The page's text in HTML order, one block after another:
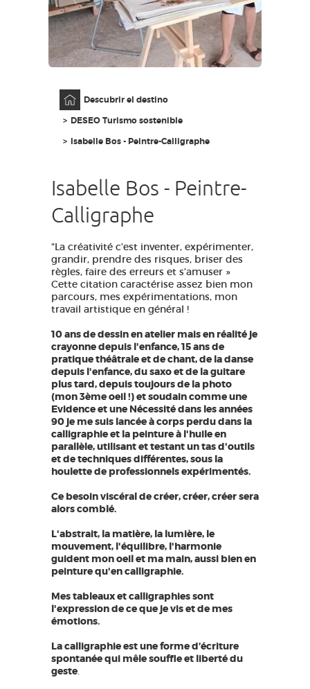
ES
Descubrir el destino
DESEO Turismo sostenible
Isabelle Bos - Peintre-Calligraphe
Isabelle Bos - Peintre-
Calligraphe
"La créativité c’est inventer, expérimenter,
grandir, prendre des risques, briser des
règles, faire des erreurs et s’amuser »
Cette citation caractérise assez bien mon
parcours, mes expérimentations, mon
travail artistique en général !
10 ans de dessin en atelier mais en réalité je
crayonne depuis l'enfance, 15 ans de
pratique théâtrale et de chant, de la danse
depuis l'enfance, du saxo et de la guitare
plus tard, depuis toujours de la photo
(mon 3ème oeil !) et soudain comme une
Evidence et une Nécessité dans les années
90 je me suis lancée à corps perdu dans la
calligraphie et la peinture à l'huile en
parallèle, utilisant et testant un tas d'outils
et de techniques différentes, sous la
houlette de professionnels expérimentés.
Ce besoin viscéral de créer, créer, créer sera
alors comblé.
L'abstrait, la matière, la lumière, le
mouvement, l'équilibre, l'harmonie
guident mon oeil et ma main, aussi bien en
peinture qu'en calligraphie.
Mes tableaux et calligraphies sont
l'expression de ce que je vis et de mes
émotions.
La calligraphie est une forme d’écriture
spontanée qui mêle souffle et liberté du
geste.